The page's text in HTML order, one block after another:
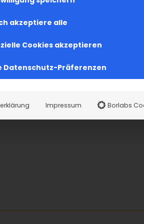
akzeptiere alle
Cookies akzeptieren
Datenschutz-Präferenzen
Impressum Borlabs